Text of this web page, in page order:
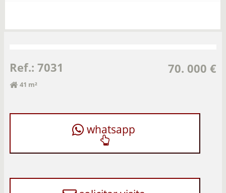
Ref.: 7031 70. 000 €
41 m²
whatsapp